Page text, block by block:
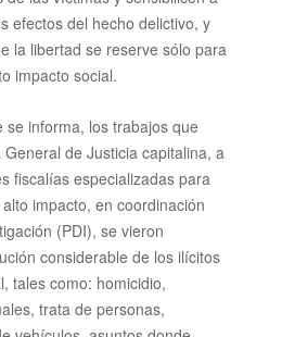
efectos del hecho delictivo, y
la libertad se reserve sólo para
impacto social.
se informa, los trabajos que
de Justicia capitalina, a
fiscalías especializadas para
impacto, en coordinación
(PDI), se vieron
considerable de los ilícitos
tales como: homicidio,
trata de personas,